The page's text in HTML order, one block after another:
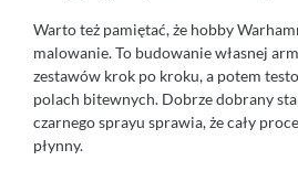
Warto też pamiętać, że hobby
malowanie. To budowanie własnej
zestawów krok po kroku, a potem
polach bitewnych. Dobrze dobrany
czarnego sprayu sprawia, że cały
płynny.